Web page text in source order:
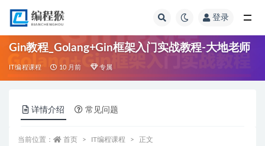
登录
Gin教程_Golang+Gin框架入门实战教程-大地老师
IT编程课程 10 月前 专属
详情介绍 常见问题
当前位置： 首页 IT编程课程 正文